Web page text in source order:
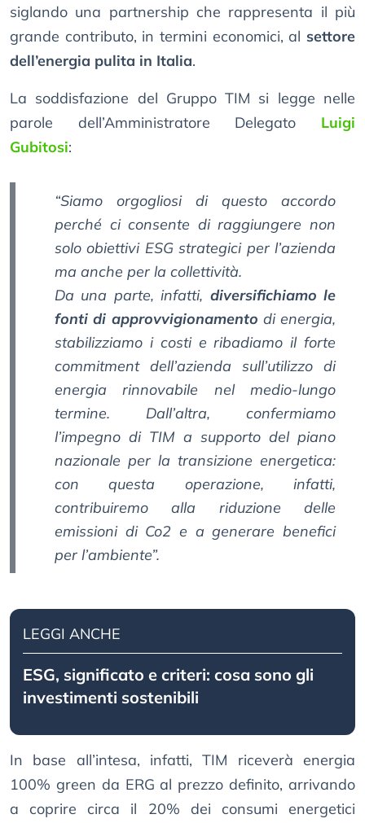
siglando una partnership che rappresenta il più
grande contributo, in termini economici, al settore
dell’energia pulita in Italia.
La soddisfazione del Gruppo TIM si legge nelle
parole dell’Amministratore Delegato Luigi
Gubitosi:
“Siamo orgogliosi di questo accordo
perché ci consente di raggiungere non
solo obiettivi ESG strategici per l’azienda
ma anche per la collettività.
Da una parte, infatti, diversifichiamo le
fonti di approvvigionamento di energia,
stabilizziamo i costi e ribadiamo il forte
commitment dell’azienda sull’utilizzo di
energia rinnovabile nel medio-lungo
termine. Dall’altra, confermiamo
l’impegno di TIM a supporto del piano
nazionale per la transizione energetica:
con questa operazione, infatti,
contribuiremo alla riduzione delle
emissioni di Co2 e a generare benefici
per l’ambiente”.
LEGGI ANCHE
ESG, significato e criteri: cosa sono gli
investimenti sostenibili
In base all’intesa, infatti, TIM riceverà energia
100% green da ERG al prezzo definito, arrivando
a coprire circa il 20% dei consumi energetici